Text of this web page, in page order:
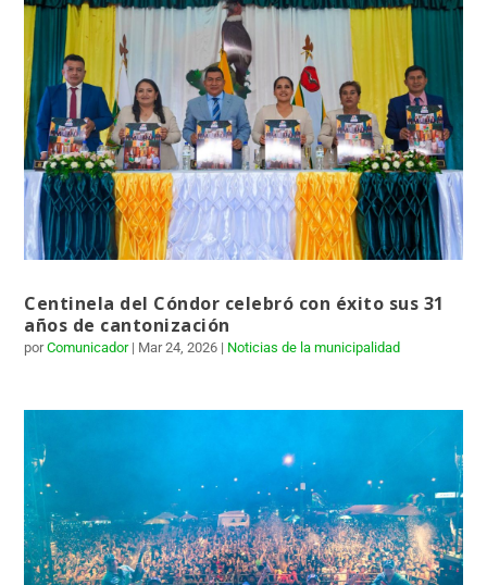
Centinela del Cóndor celebró con éxito sus 31
años de cantonización
porComunicador| Mar 24, 2026 | Noticias de la municipalidad